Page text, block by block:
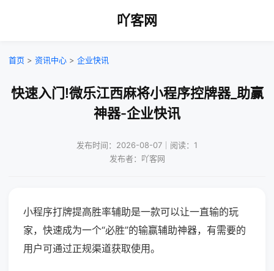
吖客网
首页 > 资讯中心 > 企业快讯
快速入门!微乐江西麻将小程序控牌器_助赢
神器-企业快讯
发布时间：2026-08-07｜阅读：1
发布者：吖客网
小程序打牌提高胜率辅助是一款可以让一直输的玩
家，快速成为一个“必胜”的输赢辅助神器，有需要的
用户可通过正规渠道获取使用。